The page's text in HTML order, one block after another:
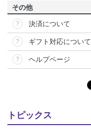
その他
決済について
ギフト対応について
ヘルプページ
トピックス